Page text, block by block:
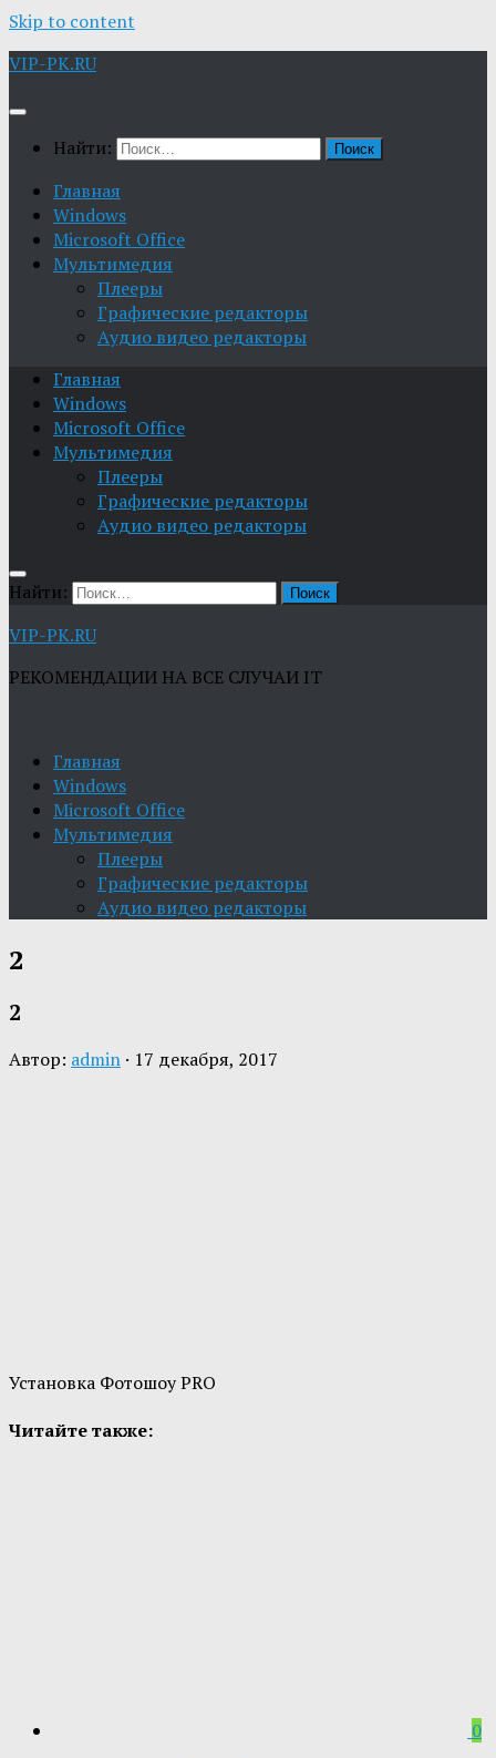
Skip to content
VIP-PK.RU
Найти:
Главная
Windows
Microsoft Office
Мультимедия
Плееры
Графические редакторы
Aудио видео редакторы
Главная
Windows
Microsoft Office
Мультимедия
Плееры
Графические редакторы
Aудио видео редакторы
Найти:
VIP-PK.RU
РЕКОМЕНДАЦИИ НА ВСЕ СЛУЧАИ IT
Главная
Windows
Microsoft Office
Мультимедия
Плееры
Графические редакторы
Aудио видео редакторы
2
2
Автор: admin · 17 декабря, 2017
Установка Фотошоу PRO
Читайте также:
0